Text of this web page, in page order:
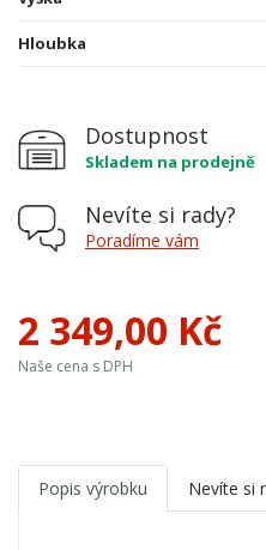
Hloubka
Dostupnost
Skladem na prodejně
Nevíte si rady?
Poradíme vám
2 349,00 Kč
Naše cena s DPH
Popis výrobku Nevíte si